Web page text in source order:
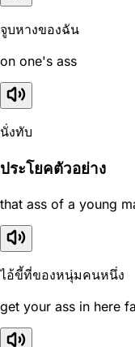
จูบหางของฉัน
on one's ass
นั่งทับ
ประโยคตัวอย่าง
that ass of a young
ไอ้ขี้ที่ของหนุ่มคนหนึ่ง
get your ass in here